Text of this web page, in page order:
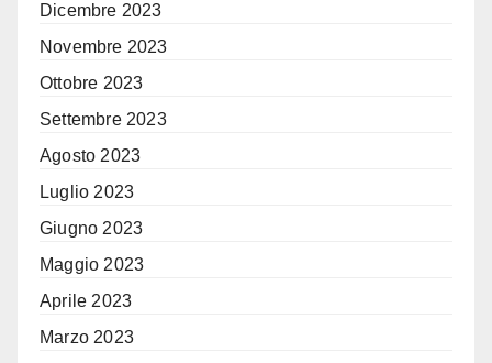
Dicembre 2023
Novembre 2023
Ottobre 2023
Settembre 2023
Agosto 2023
Luglio 2023
Giugno 2023
Maggio 2023
Aprile 2023
Marzo 2023